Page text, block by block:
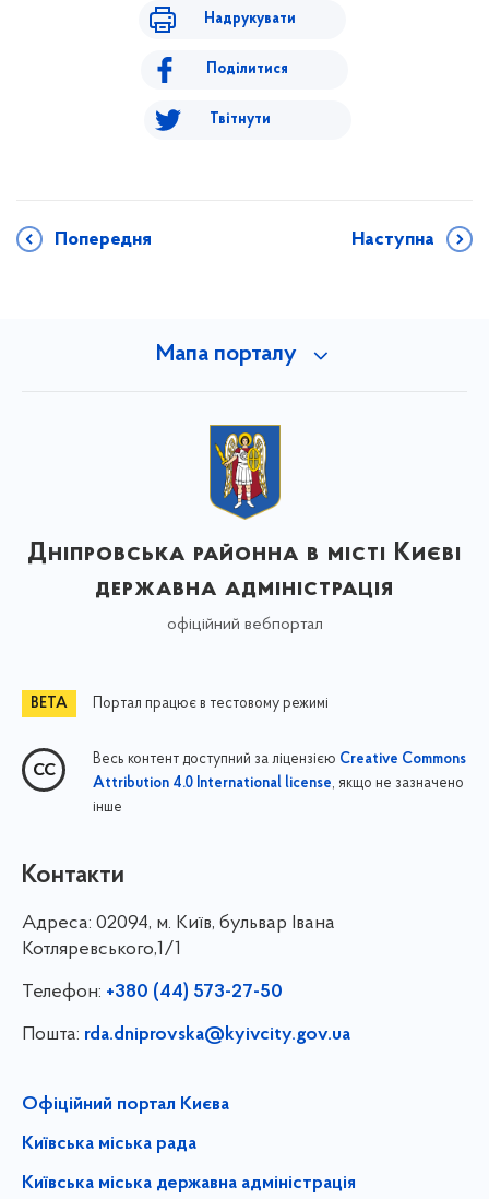
Надрукувати
Поділитися
Твітнути
Попередня Наступна
Мапа порталу
Дніпровська районна в місті Києві
державна адміністрація
офіційний вебпортал
Портал працює в тестовому режимі
Весь контент доступний за ліцензією Creative Commons
Attribution 4.0 International license, якщо не зазначено
інше
Контакти
Адреса: 02094, м. Київ, бульвар Івана
Котляревського,1/1
Телефон: +380 (44) 573-27-50
Пошта: rda.dniprovska@kyivcity.gov.ua
Офіційний портал Києва
Київська міська рада
Київська міська державна адміністрація